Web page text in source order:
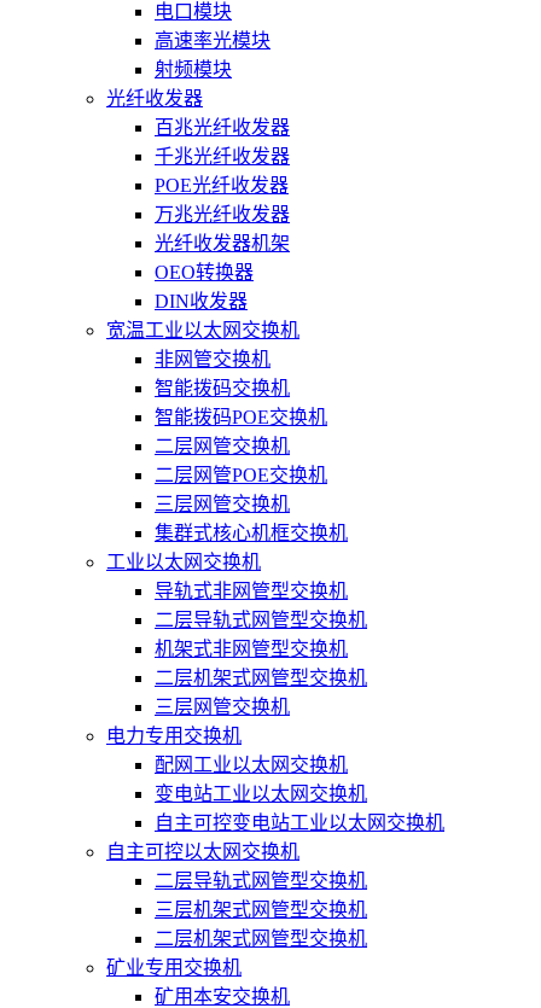
电口模块
高速率光模块
射频模块
光纤收发器
百兆光纤收发器
千兆光纤收发器
POE光纤收发器
万兆光纤收发器
光纤收发器机架
OEO转换器
DIN收发器
宽温工业以太网交换机
非网管交换机
智能拨码交换机
智能拨码POE交换机
二层网管交换机
二层网管POE交换机
三层网管交换机
集群式核心机框交换机
工业以太网交换机
导轨式非网管型交换机
二层导轨式网管型交换机
机架式非网管型交换机
二层机架式网管型交换机
三层网管交换机
电力专用交换机
配网工业以太网交换机
变电站工业以太网交换机
自主可控变电站工业以太网交换机
自主可控以太网交换机
二层导轨式网管型交换机
三层机架式网管型交换机
二层机架式网管型交换机
矿业专用交换机
矿用本安交换机